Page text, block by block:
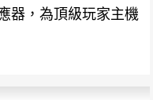
器，為頂級玩家主機